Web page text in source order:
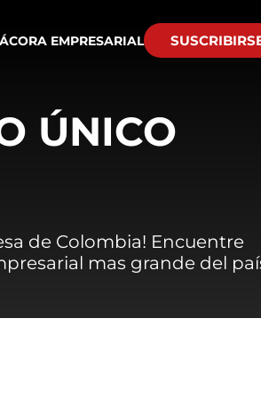
EMPRESARIAL
ÚNICO
de Colombia! Encuentre
mas grande del